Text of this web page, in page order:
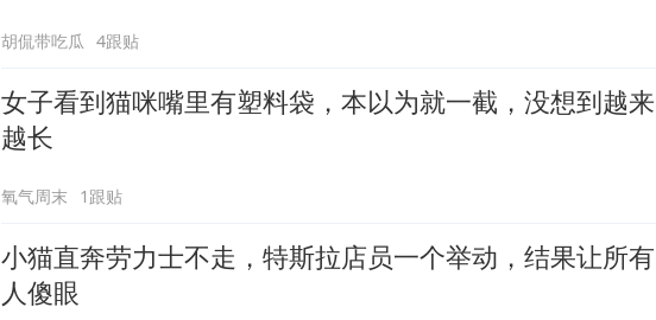
胡侃带吃瓜 4跟贴
女子看到猫咪嘴里有塑料袋，本以为就一截，没想到越来
越长
氧气周末 1跟贴
小猫直奔劳力士不走，特斯拉店员一个举动，结果让所有
人傻眼